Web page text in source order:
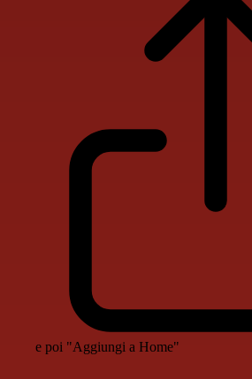
e poi "Aggiungi a Home"